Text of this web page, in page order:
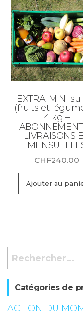
EXTRA-MINI
(fruits et
4 kg –
LIVRAISONS
CHF240.00
Ajouter au
Rechercher :
Catégories de
ACTION DU